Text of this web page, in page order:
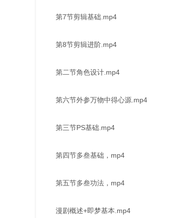
第7节剪辑基础.mp4
第8节剪辑进阶.mp4
第二节角色设计.mp4
第六节外参万物中得心源.mp4
第三节PS基础.mp4
第四节多叁基础，mp4
第五节多叁功法，mp4
漫剧概述+即梦基本.mp4